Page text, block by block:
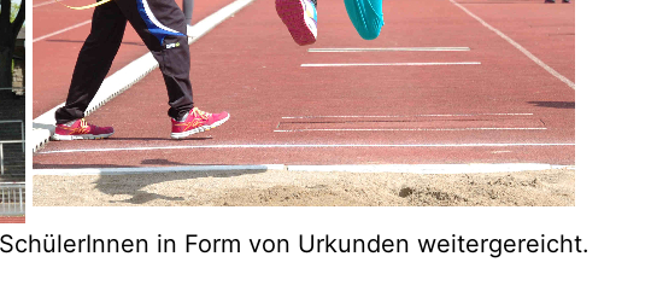
in Form von Urkun­den weitergereicht.